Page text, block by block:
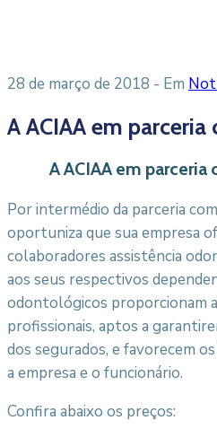
28 de março de 2018 - Em
A ACIAA em
A ACIAA em
Por intermédio da parceria
oportuniza que sua empresa
colaboradores assistência
aos seus respectivos
odontológicos proporcionam
profissionais, aptos a
dos segurados, e favorecem
a empresa e o funcionário.
Confira abaixo os preços: